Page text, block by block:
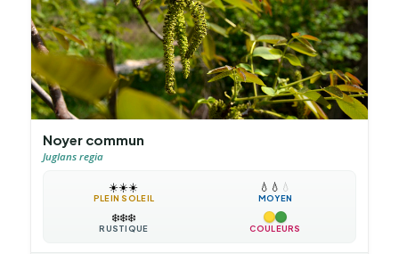
Noyer commun
Juglans regia
☀️☀️☀️
PLEIN SOLEIL
💧 💧 💧
MOYEN
❄️❄️❄️
RUSTIQUE COULEURS